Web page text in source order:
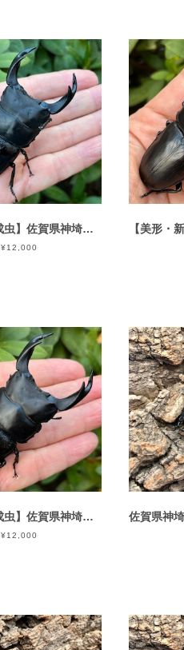
【美形・新成虫】佐賀県神埼郡神埼町産”オオクワガタペア（♂78mm） # 8153−301
¥12,000
【美形・新成虫】佐賀県神埼郡神埼町産”オオクワガタペア（♂78mm） # 8153−201
¥12,000